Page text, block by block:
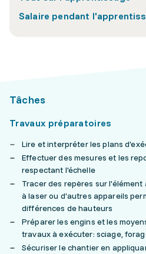
Salaire pendant
Tâches
Travaux préparatoires
Lire et interpréter les plans
Effectuer des mesures et les
respectant l'échelle
Tracer des repères sur
à laser ou d'autres appareils
différences de hauteurs
Préparer les engins et les
travaux à exécuter: sciage,
Sécuriser le chantier en